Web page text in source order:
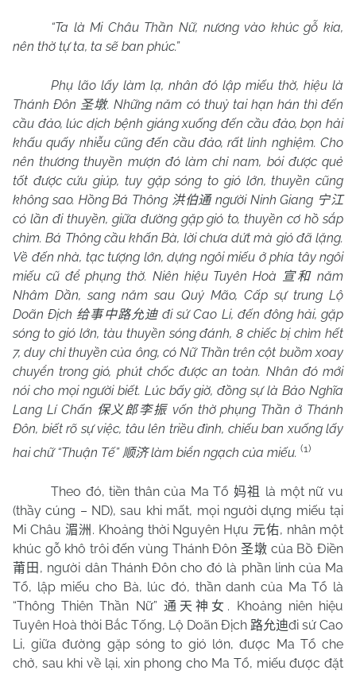
“Ta là Mi Châu Thần Nữ, nương vào khúc gỗ kia,
nên thờ tự ta, ta sẽ ban phúc.”
Phụ lão lấy làm lạ, nhân đó lập miếu thờ, hiệu là
Thánh Đôn 圣墩. Những năm có thuỷ tai hạn hán thì đến
cầu đảo, lúc dịch bệnh giáng xuống đến cầu đảo, bọn hải
khấu quấy nhiễu cũng đến cầu đảo, rất linh nghiệm. Cho
nên thương thuyền mượn đó làm chỉ nam, bói được quẻ
tốt được cứu giúp, tuy gặp sóng to gió lớn, thuyền cũng
không sao. Hồng Bá Thông 洪伯通 người Ninh Giang 宁江
có lần đi thuyền, giữa đường gặp gió to, thuyền cơ hồ sắp
chìm. Bá Thông cầu khấn Bà, lời chưa dứt mà gió đã lặng.
Về đến nhà, tạc tượng lớn, dựng ngôi miếu ở phía tây ngôi
miếu cũ để phụng thờ. Niên hiệu Tuyên Hoà
宣和 năm
Nhâm Dần, sang năm sau Quý Mão, Cấp sự trung Lộ
Doãn Địch 给事中路允迪 đi sứ Cao Li, đến đông hải, gặp
sóng to gió lớn, tàu thuyền sóng đánh, 8 chiếc bị chìm hết
7, duy chỉ thuyền của ông, có Nữ Thần trên cột buồm xoay
chuyển trong gió, phút chốc được an toàn. Nhân đó mới
nói cho mọi người biết. Lúc bấy giờ, đồng sự là Bảo Nghĩa
Lang Lí Chấn 保义郎李振 vốn thờ phụng Thần ở Thánh
Đôn, biết rõ sự việc, tâu lên triều đình, chiếu ban xuống lấy
hai chữ “Thuận Tế” 顺济 làm biển ngạch của miếu. (1)
Theo đó, tiền thân của Ma Tổ 妈祖
là một nữ vu
(thầy cúng – ND), sau khi mất, mọi người dựng miếu tại
Mi Châu 湄洲 . Khoảng thời Nguyên Hựu 元佑, nhân một
khúc gỗ khô trôi đến vùng Thánh Đôn 圣墩 của Bồ Điền
莆田 , người dân Thánh Đôn cho đó là phần linh của Ma
Tổ, lập miếu cho Bà, lúc đó, thần danh của Ma Tổ là
“Thông Thiên Thần Nữ” 通天神女 . Khoảng niên hiệu
Tuyên Hoà thời Bắc Tống, Lộ Doãn Địch 路允迪đi sứ Cao
Li, giữa đường gặp sóng to gió lớn, được Ma Tổ che
chở, sau khi về lại, xin phong cho Ma Tổ, miếu được đặt